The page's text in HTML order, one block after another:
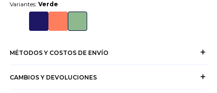
Variantes: Verde
MÉTODOS Y COSTOS DE ENVÍO
CAMBIOS Y DEVOLUCIONES